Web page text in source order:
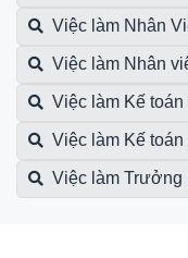
Việc làm Nhân
Việc làm Nhân
Việc làm Kế
Việc làm Kế toán
Việc làm Trưởng